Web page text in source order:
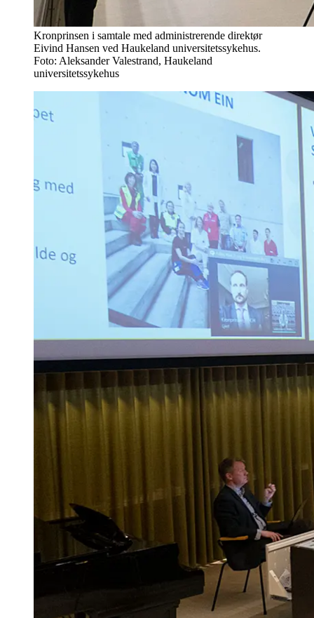
Kronprinsen i samtale med administrerende direktør
Eivind Hansen ved Haukeland universitetssykehus.
Foto: Aleksander Valestrand, Haukeland
universitetssykehus